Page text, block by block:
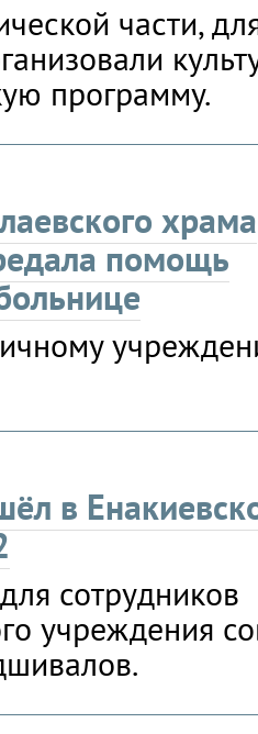
части,
программу.
храма
помощь
в
сотрудников
учреждения